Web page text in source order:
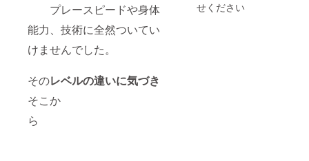
プレースピードや身体
能力、技術に全然ついてい
けませんでした。
そのレベルの違いに気づき
そこか
ら
時頃）
公共の
場所で
項：ご
支援
すと嬉
しいで
信等を
応援す
のどち
らを希
せください